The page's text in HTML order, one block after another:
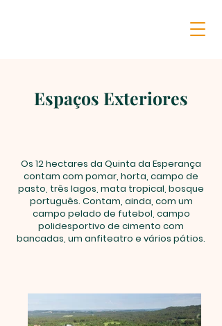
Espaços Exteriores
Os 12 hectares da Quinta da Esperança
contam com pomar, horta, campo de
pasto, três lagos, mata tropical, bosque
português. Contam, ainda, com um
campo pelado de futebol, campo
polidesportivo de cimento com
bancadas, um anfiteatro e vários pátios.